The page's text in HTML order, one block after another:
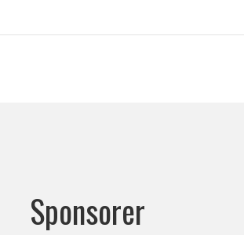
Sponsorer